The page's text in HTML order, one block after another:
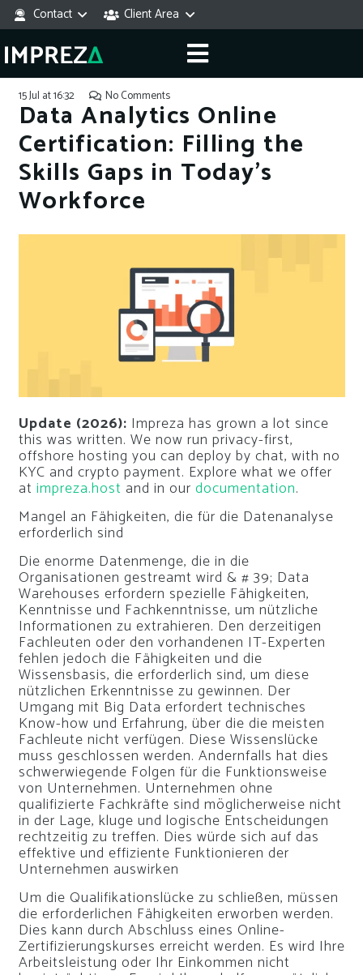
Contact Client Area
15 Jul at 16:32 No Comments
Data Analytics Online
Certification: Filling the
Skills Gaps in Today’s
Workforce
Update (2026): Impreza has grown a lot since
this was written. We now run privacy-first,
offshore hosting you can deploy by chat, with no
KYC and crypto payment. Explore what we offer
at impreza.host and in our documentation.
Mangel an Fähigkeiten, die für die Datenanalyse
erforderlich sind
Die enorme Datenmenge, die in die
Organisationen gestreamt wird & # 39; Data
Warehouses erfordern spezielle Fähigkeiten,
Kenntnisse und Fachkenntnisse, um nützliche
Informationen zu extrahieren. Den derzeitigen
Fachleuten oder den vorhandenen IT-Experten
fehlen jedoch die Fähigkeiten und die
Wissensbasis, die erforderlich sind, um diese
nützlichen Erkenntnisse zu gewinnen. Der
Umgang mit Big Data erfordert technisches
Know-how und Erfahrung, über die die meisten
Fachleute nicht verfügen. Diese Wissenslücke
muss geschlossen werden. Andernfalls hat dies
schwerwiegende Folgen für die Funktionsweise
von Unternehmen. Unternehmen ohne
qualifizierte Fachkräfte sind möglicherweise nicht
in der Lage, kluge und logische Entscheidungen
rechtzeitig zu treffen. Dies würde sich auf das
effektive und effiziente Funktionieren der
Unternehmen auswirken
Um die Qualifikationslücke zu schließen, müssen
die erforderlichen Fähigkeiten erworben werden.
Dies kann durch Abschluss eines Online-
Zertifizierungskurses erreicht werden. Es wird Ihre
Arbeitsleistung oder Ihr Einkommen nicht